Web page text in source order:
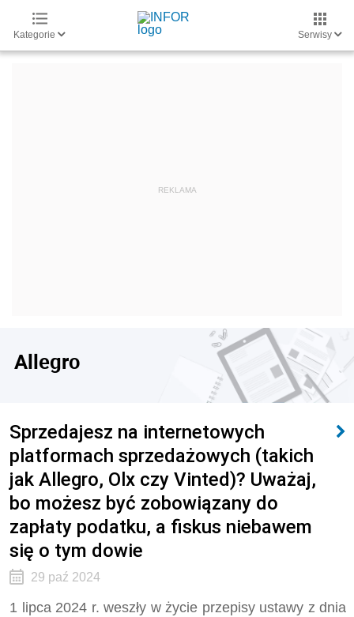
Kategorie Serwisy
Allegro
Sprzedajesz na internetowych
platformach sprzedażowych (takich
jak Allegro, Olx czy Vinted)? Uważaj,
bo możesz być zobowiązany do
zapłaty podatku, a fiskus niebawem
się o tym dowie
29 paź 2024
1 lipca 2024 r. weszły w życie przepisy ustawy z dnia